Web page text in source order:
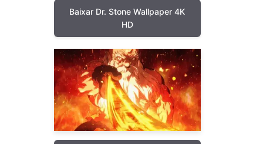
Baixar Dr. Stone Wallpaper 4K
HD